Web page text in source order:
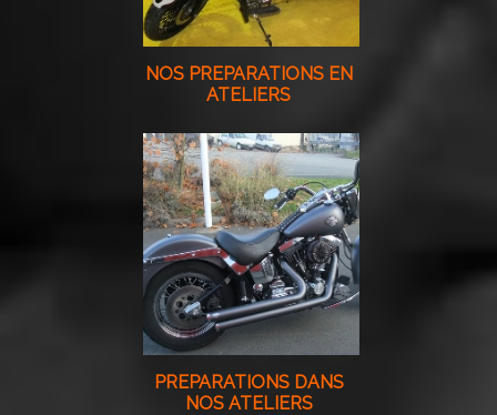
NOS PREPARATIONS EN
ATELIERS
PREPARATIONS DANS
NOS ATELIERS